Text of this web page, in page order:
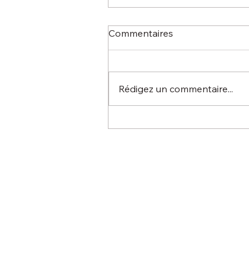
Commentaires
Rédigez un commentaire...